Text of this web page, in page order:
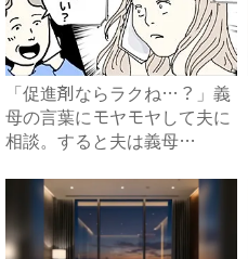
「促進剤ならラクね…？」義
母の言葉にモヤモヤして夫に
相談。すると夫は義母